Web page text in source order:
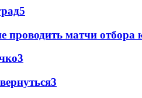
5
проводить матчи отбора
3
3